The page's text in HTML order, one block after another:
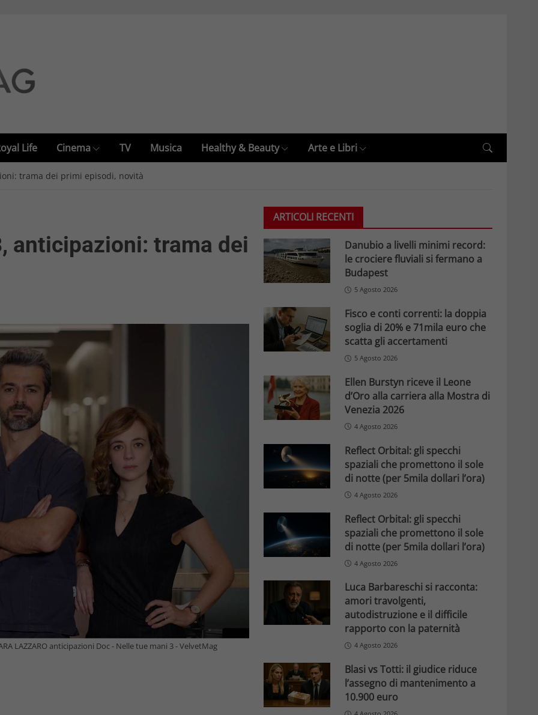
Life Cinema TV Musica Healthy & Beauty Arte e Libri
trama dei primi episodi, novità
anticipazioni: trama dei
LAZZARO anticipazioni Doc - Nelle tue mani 3 - VelvetMag
ARTICOLI RECENTI
Danubio a livelli minimi record:
le crociere fluviali si fermano a
Budapest
5 Agosto 2026
Fisco e conti correnti: la doppia
soglia di 20% e 71mila euro che
scatta gli accertamenti
5 Agosto 2026
Ellen Burstyn riceve il Leone
d’Oro alla carriera alla Mostra di
Venezia 2026
4 Agosto 2026
Reflect Orbital: gli specchi
spaziali che promettono il sole
di notte (per 5mila dollari l’ora)
4 Agosto 2026
Reflect Orbital: gli specchi
spaziali che promettono il sole
di notte (per 5mila dollari l’ora)
4 Agosto 2026
Luca Barbareschi si racconta:
amori travolgenti,
autodistruzione e il difficile
rapporto con la paternità
4 Agosto 2026
Blasi vs Totti: il giudice riduce
l’assegno di mantenimento a
10.900 euro